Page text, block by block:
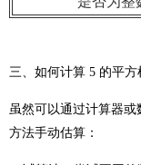
三、如何计算 5 的平方
虽然可以通过计算器
方法手动估算：